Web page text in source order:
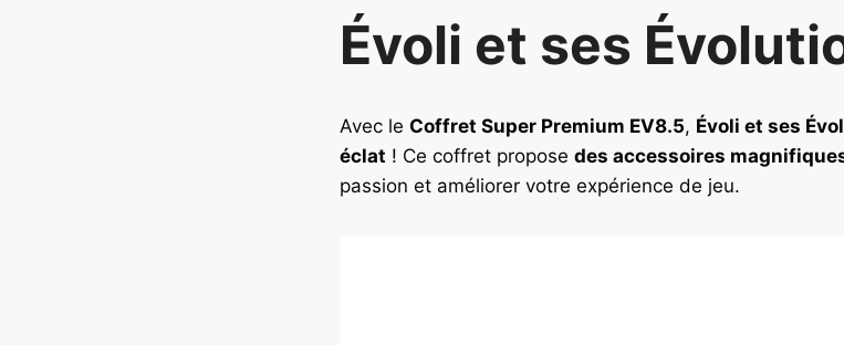
Évoli et ses
Avec le Coffret Super Premium EV8.5, Évoli et ses
éclat ! Ce coffret propose des accessoires
passion et améliorer votre expérience de jeu.